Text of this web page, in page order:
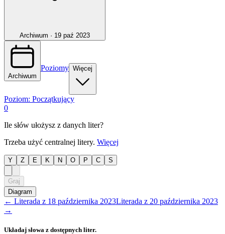
Archiwum · 19 paź 2023
Archiwum
Poziomy Więcej
Poziom: Początkujący
0
Ile słów ułożysz z danych liter?
Trzeba użyć centralnej litery. Więcej
Y Z E K N O P C S
Graj
Diagram
← Literada z 18 października 2023Literada z 20 października 2023
→
Układaj słowa z dostępnych liter.